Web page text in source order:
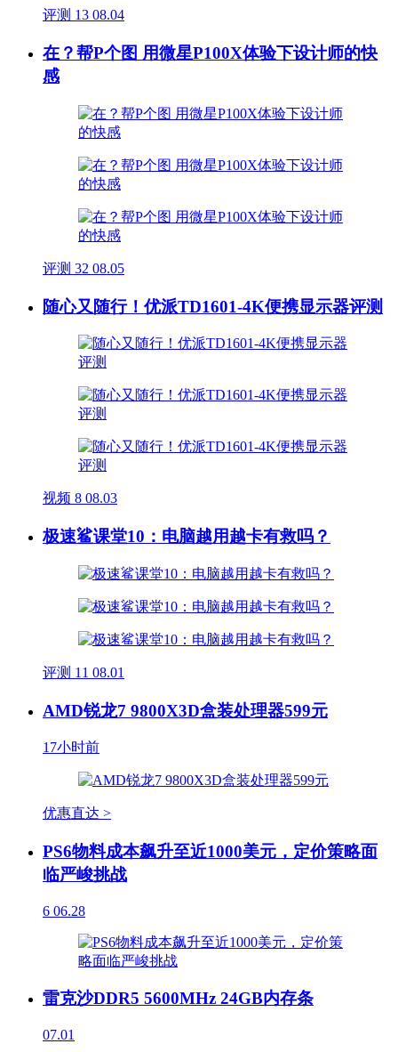
评测 13 08.04
在？帮P个图 用微星P100X体验下设计师的快
感
评测 32 08.05
随心又随行！优派TD1601-4K便携显示器评测
视频 8 08.03
极速鲨课堂10：电脑越用越卡有救吗？
评测 11 08.01
AMD锐龙7 9800X3D盒装处理器599元
17小时前
优惠直达 >
PS6物料成本飙升至近1000美元，定价策略面
临严峻挑战
6 06.28
雷克沙DDR5 5600MHz 24GB内存条
07.01